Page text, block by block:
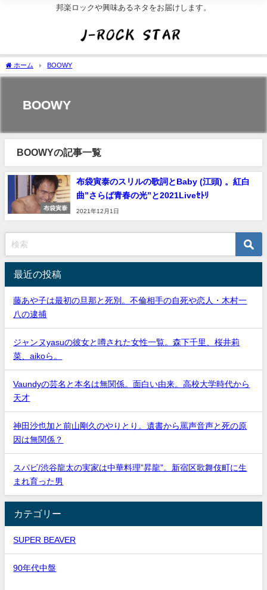
邦楽ロックや興味あるネタをお届けします。
ホーム BOOWY
BOOWY
BOOWYの記事一覧
布袋寅泰
布袋寅泰のスリルの歌詞とBaby (江頭) 。紅白
曲”さらば青春の光”と2021Liveｾﾄﾘ
2021年12月1日
最近の投稿
藤あや子は最初の旦那と死別。不倫相手の自死や恋人・木村一
八の逮捕
ジャンヌyasuの彼女と噂された女性一覧。森下千里、桜井莉
菜、aikoら。
Vaundyの芸名と本名は無関係。面白い由来。高校大学時代から
天才
神田沙也加と前山剛久のやりとり。遺書から罵声音声と死の原
因は無関係？
スパビ/渋谷龍太の実家は中華料理”昇龍”。新宿区歌舞伎町に生
まれ育った男
カテゴリー
SUPER BEAVER
90年代中盤